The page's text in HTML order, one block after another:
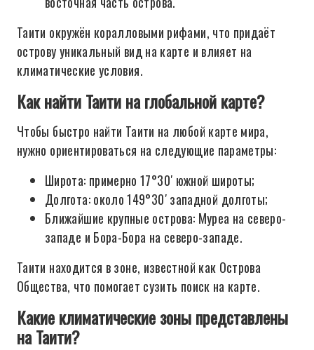
Таити окружён коралловыми рифами, что придаёт
острову уникальный вид на карте и влияет на
климатические условия.
Как найти Таити на глобальной карте?
Чтобы быстро найти Таити на любой карте мира,
нужно ориентироваться на следующие параметры:
Широта: примерно 17°30′ южной широты;
Долгота: около 149°30′ западной долготы;
Ближайшие крупные острова: Муреа на северо-
западе и Бора-Бора на северо-западе.
Таити находится в зоне, известной как Острова
Общества, что помогает сузить поиск на карте.
Какие климатические зоны представлены
на Таити?